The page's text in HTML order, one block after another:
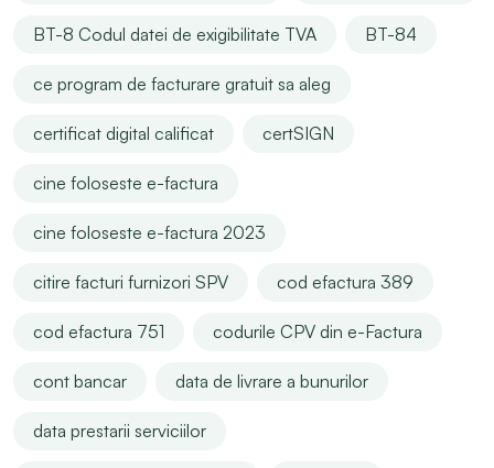
BT-8 Codul datei de exigibilitate TVA BT-84
ce program de facturare gratuit sa aleg
certificat digital calificat certSIGN
cine foloseste e-factura
cine foloseste e-factura 2023
citire facturi furnizori SPV cod efactura 389
cod efactura 751 codurile CPV din e-Factura
cont bancar data de livrare a bunurilor
data prestarii serviciilor